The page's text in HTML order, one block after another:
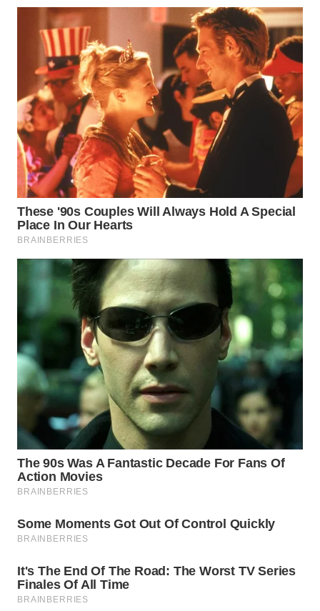
WN
PURWAKARTA
WN
PRIANGAN
TIMUR
WN
SEMARANG
SOLO
WN
BOROBUDUR
WN
SURABAYA
WN
NATUNA
WN
BINTAN
WN
MANDALIKA
WN
LIKUPANG